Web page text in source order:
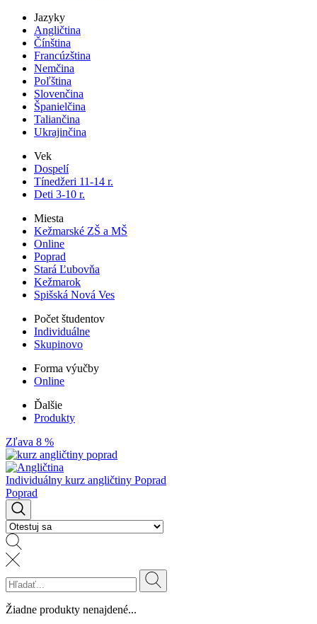
Jazyky
Angličtina
Čínština
Francúzština
Nemčina
Poľština
Slovenčina
Španielčina
Taliančina
Ukrajinčina
Vek
Dospelí
Tínedžeri 11-14 r.
Deti 3-10 r.
Miesta
Kežmarské ZŠ a MŠ
Online
Poprad
Stará Ľubovňa
Kežmarok
Spišská Nová Ves
Počet študentov
Individuálne
Skupinovo
Forma výučby
Online
Ďalšie
Produkty
Zľava 8 %
Individuálny kurz angličtiny Poprad
Poprad
Žiadne produkty nenajdené...